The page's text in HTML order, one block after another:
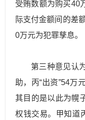
受贿数额为购买40
际支付金额间的差
0万元为犯罪孳息。
第三种意见认
助，丙“出资”54万
其目的是以此为幌
权钱交易。甲知道